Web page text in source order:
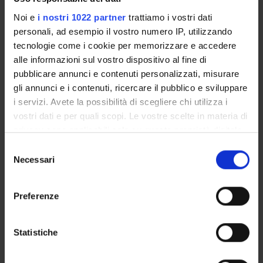
Noi e i nostri 1022 partner trattiamo i vostri dati
personali, ad esempio il vostro numero IP, utilizzando
tecnologie come i cookie per memorizzare e accedere
alle informazioni sul vostro dispositivo al fine di
pubblicare annunci e contenuti personalizzati, misurare
gli annunci e i contenuti, ricercare il pubblico e sviluppare
i servizi. Avete la possibilità di scegliere chi utilizza i
vostri dati e per quali scopi. Le vostre scelte in materia di
privacy sono applicabili solo su questa proprietà digitale
modificare o revocare il proprio consenso in qualsiasi
momento dalla Dichiarazione sui cookie o facendo clic
raccogliere informazioni sulla tua posizione
geografica, con un'approssimazione di qualche
delNecessari
Preferenze
Statistiche
Proposte tesi e stage
Organi collegiali e di governo
Docenti
Gestione carriere
Documenti
OFFERTA FORMATIVA
DOTTORATI, MASTER E FORMAZIONE SUPERIORE
Contatti
Luoghi